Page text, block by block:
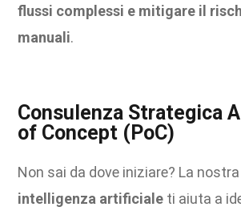
flussi complessi e mitigare il
manuali.
Consulenza Strategica
of Concept (PoC)
Non sai da dove iniziare? La nostra
intelligenza artificiale ti aiuta a